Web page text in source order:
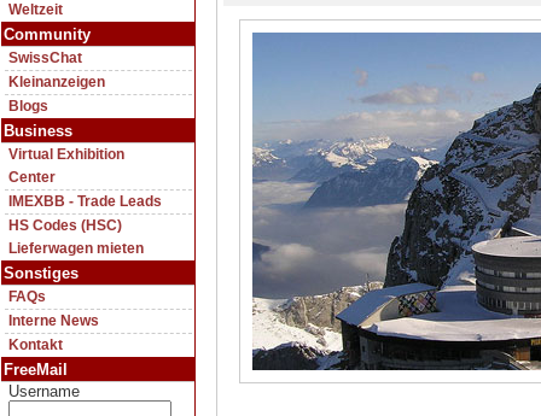
Weltzeit
Community
SwissChat
Kleinanzeigen
Blogs
Business
Virtual Exhibition
Center
IMEXBB - Trade Leads
HS Codes (HSC)
Lieferwagen mieten
Sonstiges
FAQs
Interne News
Kontakt
FreeMail
Username